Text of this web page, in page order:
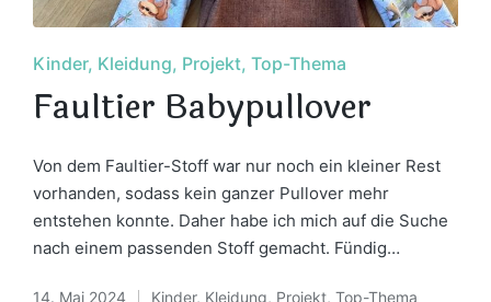
Posted
in
Kinder Kleidung Projekt Top-Thema
Faultier Babypullover
Von dem Faultier-Stoff war nur noch ein kleiner Rest
vorhanden, sodass kein ganzer Pullover mehr
entstehen konnte. Daher habe ich mich auf die Suche
nach einem passenden Stoff gemacht. Fündig…
14. Mai 2024 Kinder, Kleidung, Projekt, Top-Thema